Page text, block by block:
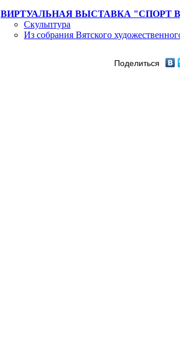
ВИРТУАЛЬНАЯ ВЫСТАВКА "СПОРТ
Скульптура
Из собрания Вятского
Поделиться